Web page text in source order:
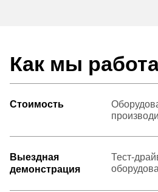
Как мы
Стоимость
Выездная
демонстрация
Тест-